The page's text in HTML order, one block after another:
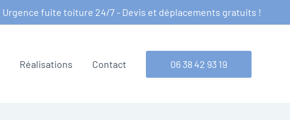
Urgence fuite toiture 24/7 - Devis et déplacements gratuits !
Réalisations Contact 06 38 42 93 19